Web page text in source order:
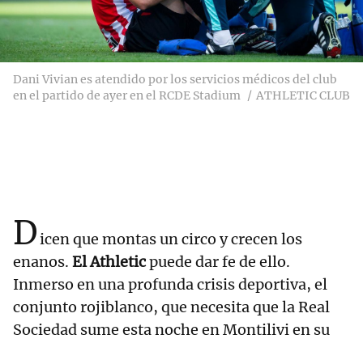
Dani Vivian es atendido por los servicios médicos del club
en el partido de ayer en el RCDE Stadium
ATHLETIC CLUB
Dicen que montas un circo y crecen los
enanos. El Athleticpuede dar fe de ello.
Inmerso en una profunda crisis deportiva, el
conjunto rojiblanco, que necesita que la Real
Sociedad sume esta noche en Montilivi en su